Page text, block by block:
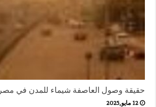
حقيقة وصول العاصفة شيماء للمدن في مصر
12 مايو,2025